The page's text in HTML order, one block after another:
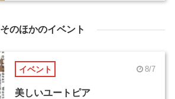
そのほかのイベント
イベント 8/7
美しいユートピア